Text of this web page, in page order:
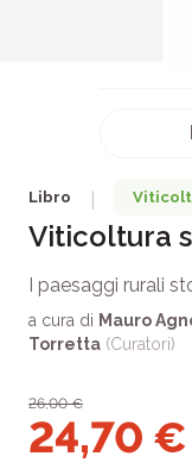
Libro
Viticoltura
I paesaggi rurali
a cura di Mauro
Torretta (Curatori)
26,00€
24,70 €